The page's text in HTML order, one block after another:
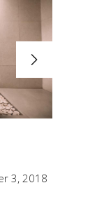
3, 2018